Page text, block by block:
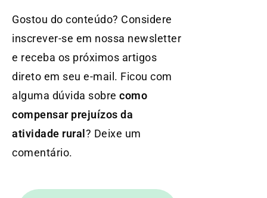
Gostou do conteúdo? Considere
inscrever-se em nossa newsletter
e receba os próximos artigos
direto em seu e-mail. Ficou com
alguma dúvida sobre como
compensar prejuízos da
atividade rural? Deixe um
comentário.